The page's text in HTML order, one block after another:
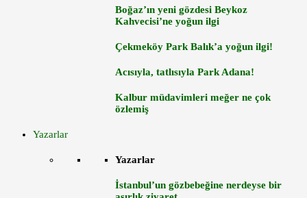
Boğaz’ın yeni gözdesi Beykoz
Kahvecisi’ne yoğun ilgi
Çekmeköy Park Balık’a yoğun ilgi!
Acısıyla, tatlısıyla Park Adana!
Kalbur müdavimleri meğer ne çok
özlemiş
Yazarlar
Yazarlar
İstanbul’un gözbebeğine nerdeyse bir